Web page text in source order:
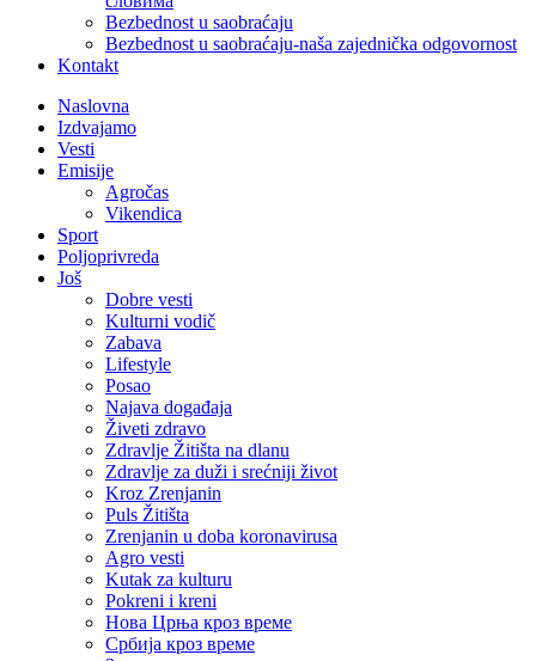
Bezbednost u saobraćaju
Bezbednost u saobraćaju-naša zajednička odgovornost
Kontakt
Naslovna
Izdvajamo
Vesti
Emisije
Agročas
Vikendica
Sport
Poljoprivreda
Još
Dobre vesti
Kulturni vodič
Zabava
Lifestyle
Posao
Najava događaja
Živeti zdravo
Zdravlje Žitišta na dlanu
Zdravlje za duži i srećniji život
Kroz Zrenjanin
Puls Žitišta
Zrenjanin u doba koronavirusa
Agro vesti
Kutak za kulturu
Pokreni i kreni
Нова Црња кроз време
Србија кроз време